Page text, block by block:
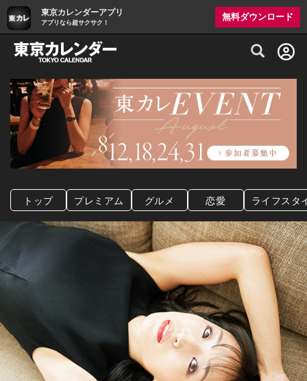
東京カレンダーアプリ
アプリなら超サクサク！
無料ダウンロード
グルメ情報・プレミアムレストラン予約
トップ プレミアム グルメ 恋愛 ライフスタ